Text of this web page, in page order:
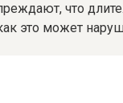
что
это может